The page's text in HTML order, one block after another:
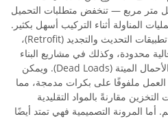
متر مربع — تنخفض متطلبات التحميل
المناولة أثناء التركيب أسهل بكثير.
وهذه الخاصية تتيح استخدامه في تطبيقات التحديث والتجديد (Retrofit)،
محدودة، وكذلك في مشاريع البناء
الجديدة التي تستهدف فيها تقليل الأحمال الميتة (Dead Loads). ويمكن
العمل ملفوفًا على بكرات مدمجة، مما
مقارنةً بالمواد التقليدية
المرونة التصميمية فهي تمتد أيضًا